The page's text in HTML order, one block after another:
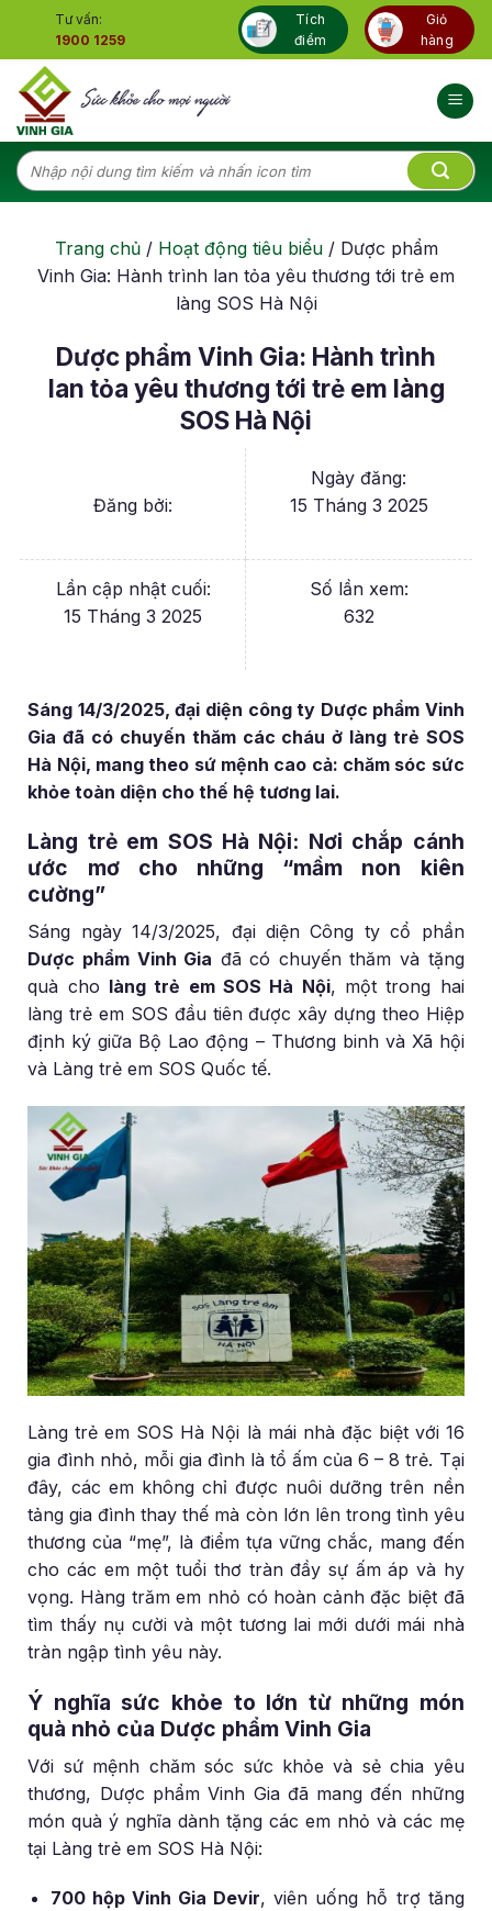
content
Tư vấn:
1900 1259
Tích
điểm
Giỏ
hàng
Tìm
kiếm:
Trang chủ/ Hoạt động tiêu biểu/ Dược phẩm
Vinh Gia: Hành trình lan tỏa yêu thương tới trẻ em
làng SOS Hà Nội
Dược phẩm Vinh Gia: Hành trình
lan tỏa yêu thương tới trẻ em làng
SOS Hà Nội
Đăng bởi:
Ngày đăng:
15 Tháng 3 2025
Lần cập nhật cuối:
15 Tháng 3 2025
Số lần xem:
632
Sáng 14/3/2025, đại diện công ty Dược phẩm Vinh
Gia đã có chuyến thăm các cháu ở làng trẻ SOS
Hà Nội, mang theo sứ mệnh cao cả: chăm sóc sức
khỏe toàn diện cho thế hệ tương lai.
Làng trẻ em SOS Hà Nội: Nơi chắp cánh
ước mơ cho những “mầm non kiên
cường”
Sáng ngày 14/3/2025, đại diện Công ty cổ phần
Dược phẩm Vinh Gia đã có chuyến thăm và tặng
quà cho làng trẻ em SOS Hà Nội, một trong hai
làng trẻ em SOS đầu tiên được xây dựng theo Hiệp
định ký giữa Bộ Lao động – Thương binh và Xã hội
và Làng trẻ em SOS Quốc tế.
Làng trẻ em SOS Hà Nội là mái nhà đặc biệt với 16
gia đình nhỏ, mỗi gia đình là tổ ấm của 6 – 8 trẻ. Tại
đây, các em không chỉ được nuôi dưỡng trên nền
tảng gia đình thay thế mà còn lớn lên trong tình yêu
thương của “mẹ”, là điểm tựa vững chắc, mang đến
cho các em một tuổi thơ tràn đầy sự ấm áp và hy
vọng. Hàng trăm em nhỏ có hoàn cảnh đặc biệt đã
tìm thấy nụ cười và một tương lai mới dưới mái nhà
tràn ngập tình yêu này.
Ý nghĩa sức khỏe to lớn từ những món
quà nhỏ của Dược phẩm Vinh Gia
Với sứ mệnh chăm sóc sức khỏe và sẻ chia yêu
thương, Dược phẩm Vinh Gia đã mang đến những
món quà ý nghĩa dành tặng các em nhỏ và các mẹ
tại Làng trẻ em SOS Hà Nội:
700 hộp Vinh Gia Devir, viên uống hỗ trợ tăng